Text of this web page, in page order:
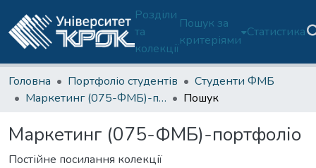
Розділи
та
колекції
Пошук за
критеріями
Статистика
Головна Портфоліо студентів
Студенти ФМБ
Маркетинг (075-ФМБ)-портфоліо
Пошук
Маркетинг (075-ФМБ)-портфоліо
Постійне посилання колекції